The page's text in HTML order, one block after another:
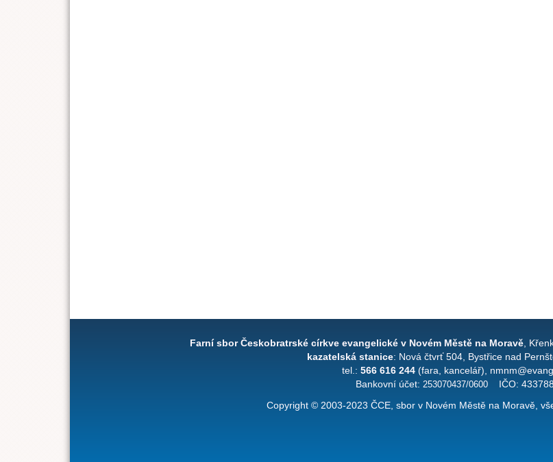
Farní sbor Českobratrské církve evangelické v Novém Městě na Moravě,
kazatelská stanice: Nová čtvrť 504, Bystřice nad
tel.: 566 616 244(fara, kancelář),
Bankovní účet: 253070437/0600 IČO:
Copyright © 2003-2023 ČCE, sbor v Novém Městě na Moravě,